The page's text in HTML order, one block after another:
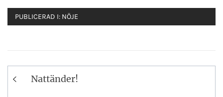
PUBLICERAD I: NÖJE
Inläggsnavigering
Nattänder!